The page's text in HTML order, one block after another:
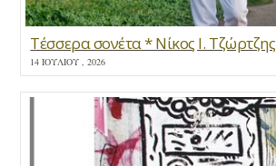
Τέσσερα σονέτα * Νίκος Ι. Τζώρτζης
14 ΙΟΥΛΊΟΥ , 2026